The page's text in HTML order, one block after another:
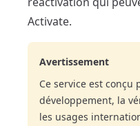
Activate.
Avertissement
Ce service est
développement, la
les usages